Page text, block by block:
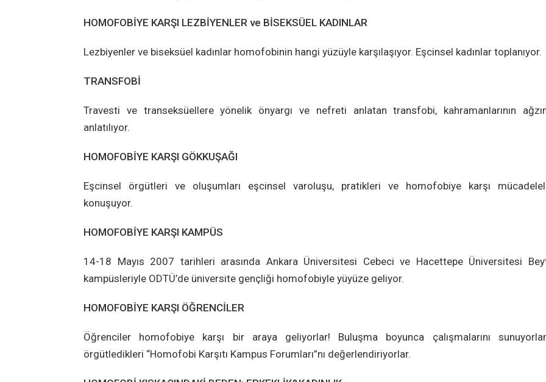
HOMOFOBİYE KARŞI LEZBİYENLER ve BİSEKSÜEL KADINLAR
Lezbiyenler ve biseksüel kadınlar homofobinin hangi yüzüyle karşılaşıyor. Eşcinsel kadınlar toplanıyor.
TRANSFOBİ
Travesti ve transeksüellere yönelik önyargı ve nefreti anlatan transfobi, kahramanlarının
anlatılıyor.
HOMOFOBİYE KARŞI GÖKKUŞAĞI
Eşcinsel örgütleri ve oluşumları eşcinsel varoluşu, pratikleri ve homofobiye karşı
konuşuyor.
HOMOFOBİYE KARŞI KAMPÜS
14-18 Mayıs 2007 tarihleri arasında Ankara Üniversitesi Cebeci ve Hacettepe Üniversitesi
kampüsleriyle ODTÜ’de üniversite gençliği homofobiyle yüyüze geliyor.
HOMOFOBİYE KARŞI ÖĞRENCİLER
Öğrenciler homofobiye karşı bir araya geliyorlar! Buluşma boyunca çalışmalarını
örgütledikleri “Homofobi Karşıtı Kampus Forumları”nı değerlendiriyorlar.